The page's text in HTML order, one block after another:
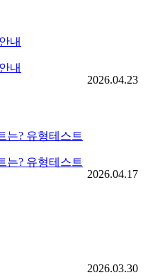
내
내
2026.04.23
는? 유형테스트
는? 유형테스트
2026.04.17
2026.03.30